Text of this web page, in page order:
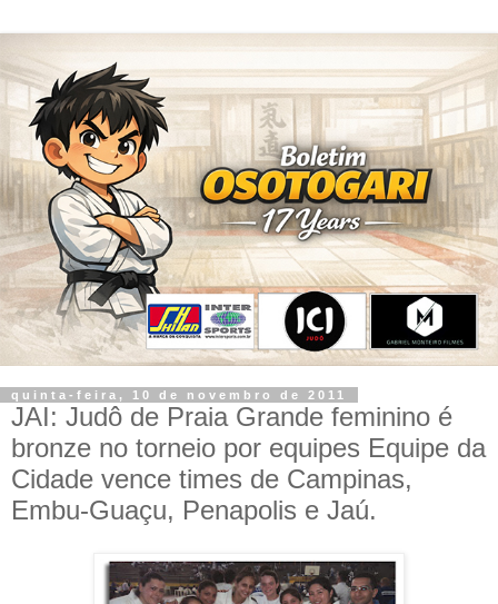
quinta-feira, 10 de novembro de 2011
JAI: Judô de Praia Grande feminino é
bronze no torneio por equipes Equipe da
Cidade vence times de Campinas,
Embu-Guaçu, Penapolis e Jaú.